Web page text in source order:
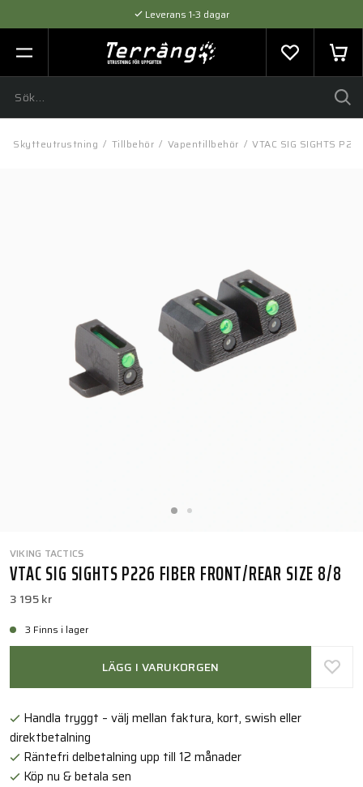
Leverans 1-3 dagar
Flexibel betalning med SVEA
Expertråd & Kvalitetsprodukter
Skytteutrustning / Tillbehör / Vapentillbehör / VTAC SIG SIGHTS
VIKING TACTICS
VTAC SIG SIGHTS P226 FIBER FRONT/REAR SIZE 8/8
3 195 kr
3 Finns i lager
LÄGG I VARUKORGEN
Handla tryggt – välj mellan faktura, kort, swish eller
direktbetalning
Räntefri delbetalning upp till 12 månader
Köp nu & betala sen